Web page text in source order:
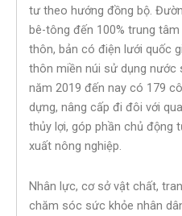
tư theo hướng đồng bộ.
bê-tông đến 100% trung tâm
thôn, bản có điện lưới quốc
thôn miền núi sử dụng nước
năm 2019 đến nay có 179
dựng, nâng cấp đi đôi với
thủy lợi, góp phần chủ động
xuất nông nghiệp.
Nhân lực, cơ sở vật chất,
chăm sóc sức khỏe nhân